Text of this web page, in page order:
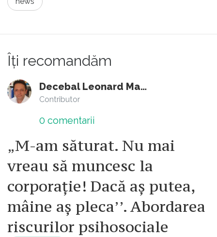
degeaba atât timp căt noi suntem problema
buzunar mărunțiș (multi bani pentru tine), la
pentru turism. Investeste in turism,
ai in cap (ăla de sus), nu portmoneu..
Îți recomandăm
Decebal Leonard Marin
Contributor
0 comentarii
„M-am săturat. Nu mai
vreau să muncesc la
corporație! Dacă aș putea,
mâine aș pleca’’. Abordarea
riscurilor psihosociale